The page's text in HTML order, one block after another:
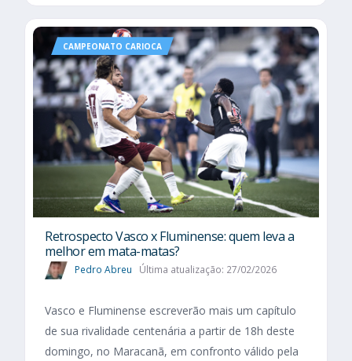
CAMPEONATO CARIOCA
Retrospecto Vasco x Fluminense: quem leva a
melhor em mata-matas?
Pedro Abreu Última atualização: 27/02/2026
Vasco e Fluminense escreverão mais um capítulo
de sua rivalidade centenária a partir de 18h deste
domingo, no Maracanã, em confronto válido pela